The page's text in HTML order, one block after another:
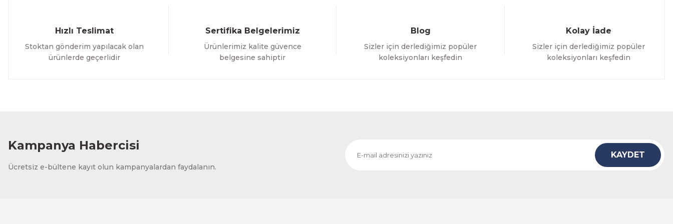
Hızlı Teslimat
Stoktan gönderim yapılacak olan
ürünlerde geçerlidir
Sertifika Belgelerimiz
Ürünlerimiz kalite güvence
belgesine sahiptir
Blog
Sizler için derlediğimiz popüler
koleksiyonları keşfedin
Kolay İade
Sizler için derlediğimiz popüler
koleksiyonları keşfedin
Kampanya Habercisi
Ücretsiz e-bültene kayıt olun kampanyalardan faydalanın.
KAYDET